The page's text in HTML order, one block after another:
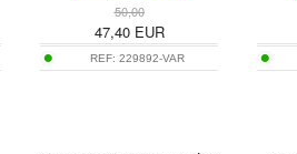
50,00
47,40EUR
REF:229892-VAR